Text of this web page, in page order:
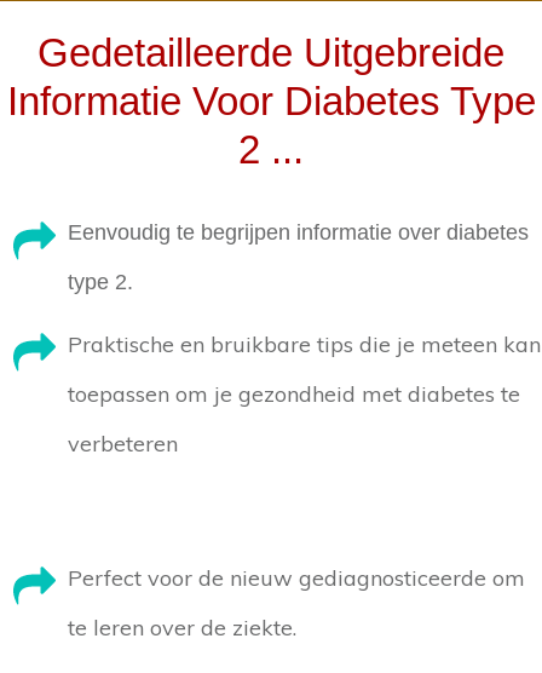
Gedetailleerde Uitgebreide
Informatie Voor Diabetes Type
2 ...
Eenvoudig te begrijpen informatie over diabetes
type 2.
Praktische en bruikbare tips die je meteen kan
toepassen om je gezondheid met diabetes te
verbeteren
Perfect voor de nieuw gediagnosticeerde om
te leren over de ziekte.